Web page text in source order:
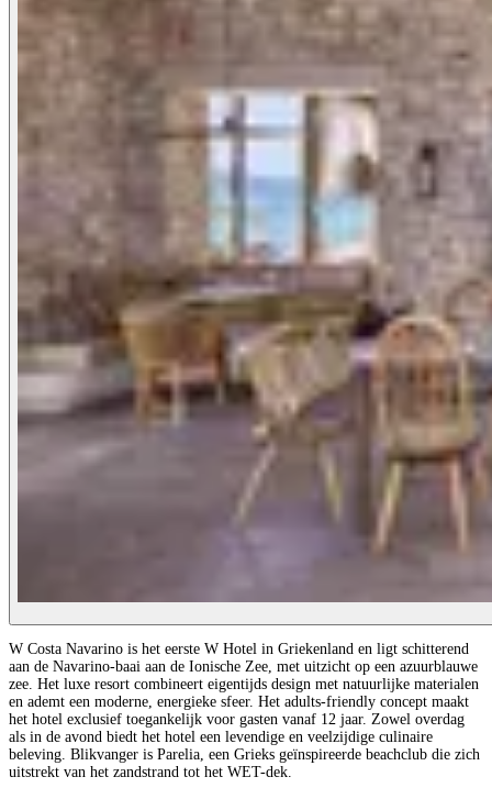
W Costa Navarino is het eerste W Hotel in Griekenland en ligt schitterend
aan de Navarino-baai aan de Ionische Zee, met uitzicht op een azuurblauwe
zee. Het luxe resort combineert eigentijds design met natuurlijke materialen
en ademt een moderne, energieke sfeer. Het adults-friendly concept maakt
het hotel exclusief toegankelijk voor gasten vanaf 12 jaar. Zowel overdag
als in de avond biedt het hotel een levendige en veelzijdige culinaire
beleving. Blikvanger is Parelia, een Grieks geïnspireerde beachclub die zich
uitstrekt van het zandstrand tot het WET-dek.